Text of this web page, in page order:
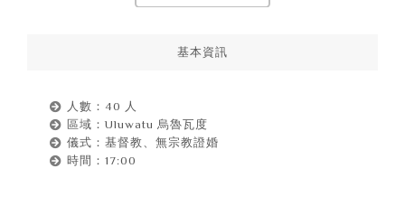
基本資訊
人數：40 人
區域：Uluwatu 烏魯瓦度
儀式：基督教、無宗教證婚
時間：17:00